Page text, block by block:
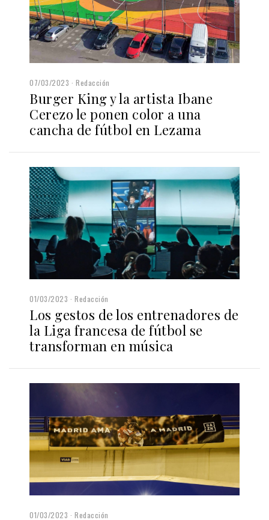
07/03/2023 Redacción
Burger King y la artista Ibane
Cerezo le ponen color a una
cancha de fútbol en Lezama
01/03/2023 Redacción
Los gestos de los entrenadores de
la Liga francesa de fútbol se
transforman en música
01/03/2023 Redacción